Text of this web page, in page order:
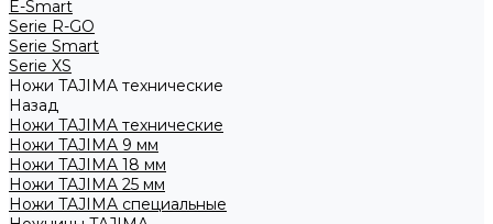
E-Smart
Serie R-GO
Serie Smart
Serie XS
Ножи TAJIMA технические
Назад
Ножи TAJIMA технические
Ножи TAJIMA 9 мм
Ножи TAJIMA 18 мм
Ножи TAJIMA 25 мм
Ножи TAJIMA специальные